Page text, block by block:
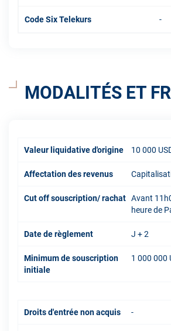
Code Six Telekurs -
MODALITÉS ET
Valeur liquidative d'origine 10 000
Affectation des revenus
Cut off souscription/ rachat Avant
heure de
Date de règlement J + 2
Minimum de souscription
initiale
1 000 000
Droits d'entrée non acquis -